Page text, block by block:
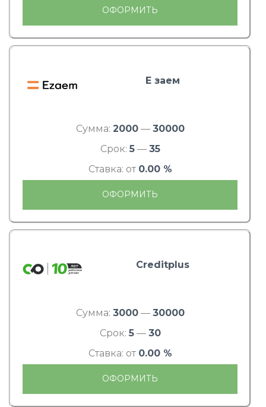
ОФОРМИТЬ
Е заем
Сумма: 2000— 30000
Срок: 5— 35
Ставка: от 0.00 %
ОФОРМИТЬ
Creditplus
Сумма: 3000— 30000
Срок: 5— 30
Ставка: от 0.00 %
ОФОРМИТЬ